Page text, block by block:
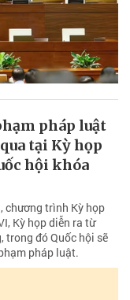
pháp luật
tại Kỳ họp
hội khóa
chương trình Kỳ họp
Kỳ họp diễn ra từ
trong đó Quốc hội sẽ
pháp luật.